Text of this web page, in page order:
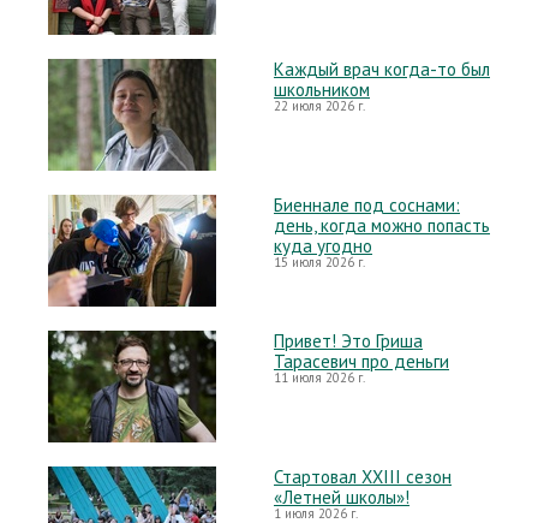
Каждый врач когда-то был
школьником
22 июля 2026 г.
Биеннале под соснами:
день, когда можно попасть
куда угодно
15 июля 2026 г.
Привет! Это Гриша
Тарасевич про деньги
11 июля 2026 г.
Стартовал XXIII сезон
«Летней школы»!
1 июля 2026 г.